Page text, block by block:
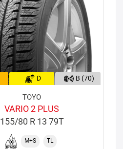
D B (70)
TOYO
VARIO 2 PLUS
155/80 R 13 79T
M+S TL